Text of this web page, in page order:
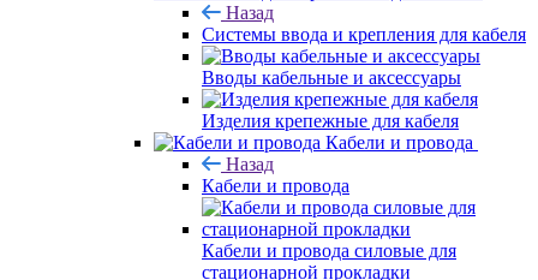
Назад
Системы ввода и крепления для кабеля
Вводы кабельные и аксессуары
Изделия крепежные для кабеля
Кабели и провода
Назад
Кабели и провода
Кабели и провода силовые для
стационарной прокладки